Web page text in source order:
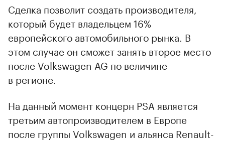
00:00 / 00:00
Сделка позволит создать производителя,
который будет владельцем 16%
европейского автомобильного рынка. В
этом случае он сможет занять второе место
после Volkswagen AG по величине
в регионе.
На данный момент концерн PSA является
третьим автопроизводителем в Европе
после группы Volkswagen и альянса Renault-